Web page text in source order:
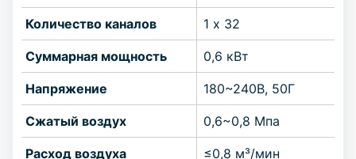
Количество каналов 1 х 32
Суммарная мощность 0,6 кВт
Напряжение 180~240В, 50Г
Сжатый воздух 0,6~0,8 Мпа
Расход воздуха ≤0,8 м³/мин